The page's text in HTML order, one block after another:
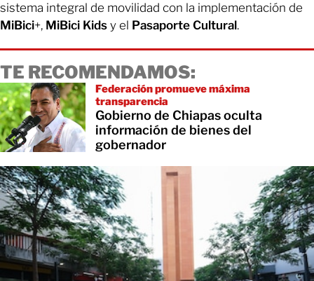
sistema integral de movilidad con la implementación de
MiBici+, MiBici Kids y el Pasaporte Cultural.
TE RECOMENDAMOS:
Federación promueve máxima
transparencia
Gobierno de Chiapas oculta
información de bienes del
gobernador